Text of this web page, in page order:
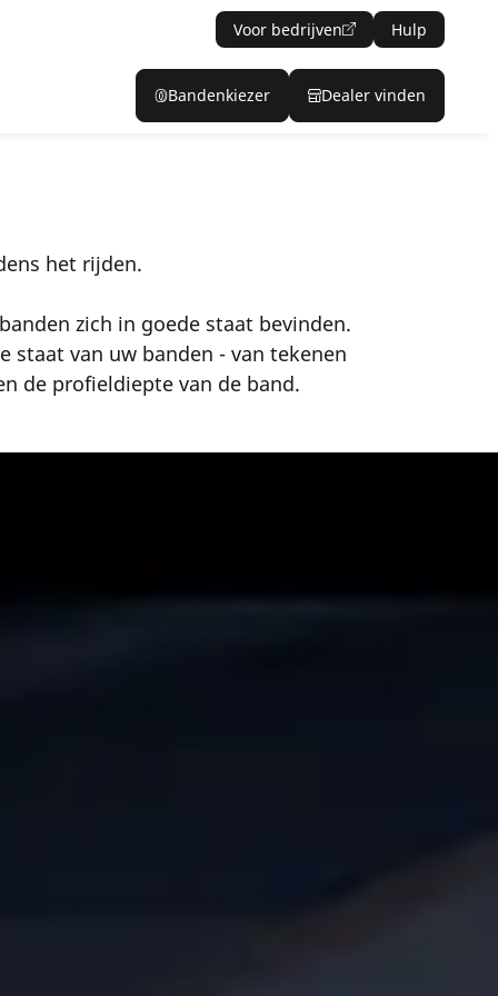
Voor bedrijven Hulp
Bandenkiezer Dealer vinden
het rijden.
zich in goede staat bevinden.
van uw banden - van tekenen
de profieldiepte van de band.